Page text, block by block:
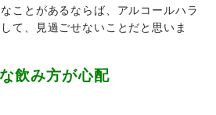
ことがあるならば、アルコールハラ
て、見過ごせないことだと思いま
飲み方が心配